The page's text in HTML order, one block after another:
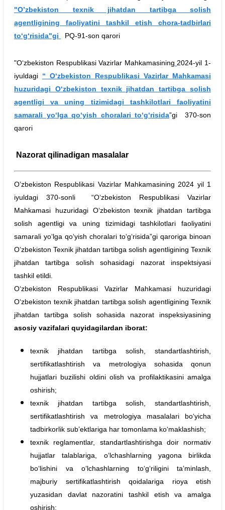
"O’zbekiston texnik jihatdan tartibga solish
agentligining faoliyatini tashkil etish chora-tadbirlari
to‘g‘risida"gi
PQ-91-son qarori
"O‘zbekiston Respublikasi Vazirlar Mahkamasining 2024-yil 1-
iyuldagi “ O‘zbekiston Respublikasi Vazirlar Mahkamasi
huzuridagi O‘zbekiston texnik jihatdan tartibga solish
agentligi va uning tizimidagi tashkilotlari faoliyatini
samarali yo‘lga qo‘yish choralari to‘g‘risida”gi 370-son
qarori
Nazorat qilinadigan masalalar
O’zbekiston Respublikasi Vazirlar Mahkamasining 2024 yil 1
iyuldagi 370-sonli “O‘zbekiston Respublikasi Vazirlar
Mahkamasi huzuridagi O‘zbekiston texnik jihatdan tartibga
solish agentligi va uning tizimidagi tashkilotlari faoliyatini
samarali yo‘lga qo‘yish choralari to‘g‘risida”gi qaroriga binoan
O’zbekiston Texnik jihatdan tartibga solish agentligining Texnik
jihatdan tartibga solish sohasidagi nazorat inspektsiyasi
tashkil etildi.
O‘zbekiston Respublikasi Vazirlar Mahkamasi huzuridagi
O‘zbekiston texnik jihatdan tartibga solish agentligining Texnik
jihatdan tartibga solish sohasida nazorat inspeksiyasining
asosiy vazifalari quyidagilardan iborat:
texnik jihatdan tartibga solish, standartlashtirish,
sertifikatlashtirish va metrologiya sohasida qonun
hujjatlari buzilishi oldini olish va profilaktikasini amalga
oshirish;
texnik jihatdan tartibga solish, standartlashtirish,
sertifikatlashtirish va metrologiya masalalari bo‘yicha
tadbirkorlik sub’ektlariga har tomonlama ko‘maklashish;
texnik reglamentlar, standartlashtirishga doir normativ
hujjatlar talablariga, o‘lchashlarning yagona birlikda
bo‘lishini va o‘lchashlarning to‘g‘riligini ta’minlash,
majburiy sertifikatlashtirish qoidalariga rioya etish
yuzasidan davlat nazoratini tashkil etish va amalga
oshirish;